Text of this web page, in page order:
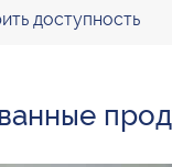
доступность